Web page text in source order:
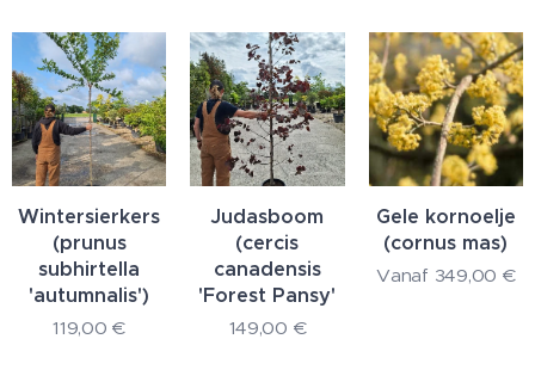
Wintersierkers
(prunus
subhirtella
'autumnalis')
119,00 €
Judasboom
(cercis
canadensis
'Forest Pansy'
149,00 €
Gele kornoelje
(cornus mas)
Vanaf 349,00 €